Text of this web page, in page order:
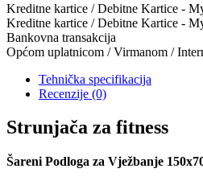
Kreditne kartice / Debitne Kartice -
Kreditne kartice / Debitne Kartice -
Bankovna transakcija
Općom uplatnicom / Virmanom /
Tehnička specifikacija
Recenzije (0)
Strunjača za fitness
Šareni Podloga za Vježbanje